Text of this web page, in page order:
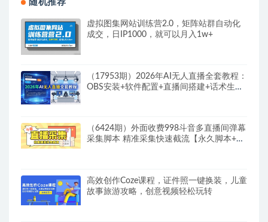
随机推荐
虚拟图集网站训练营2.0，矩阵站群自动化
成交，日IP1000，就可以月入1w+
（17953期）2026年AI无人直播全套教程：
OBS安装+软件配置+直播间搭建+话术生成
（6424期）外面收费998斗音多直播间弹幕
采集脚本 精准采集快速截流【永久脚本+教
高效创作Coze课程，证件照一键换装，儿童
故事旅游攻略，创意视频轻松玩转